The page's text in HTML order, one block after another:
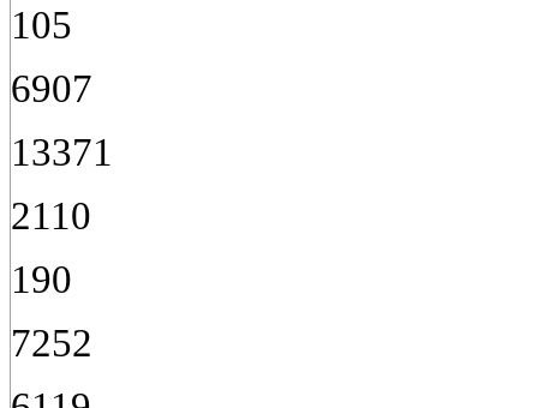
105
6907
13371
2110
190
7252